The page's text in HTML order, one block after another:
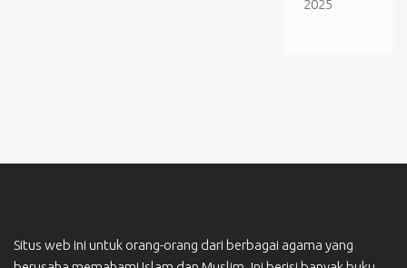
2025
Situs web ini untuk orang-orang dari berbagai agama yang